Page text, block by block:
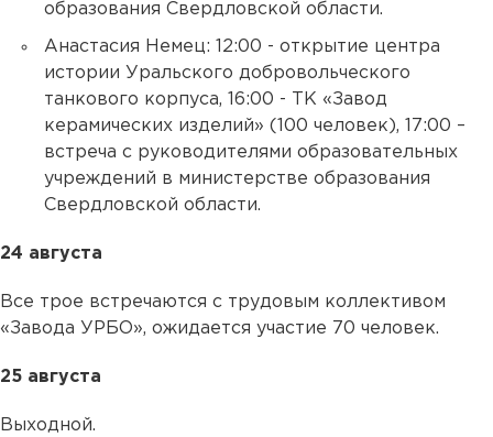
образования Свердловской области.
Анастасия Немец: 12:00 - открытие центра
истории Уральского добровольческого
танкового корпуса, 16:00 - ТК «Завод
керамических изделий» (100 человек), 17:00 –
встреча с руководителями образовательных
учреждений в министерстве образования
Свердловской области.
24 августа
Все трое встречаются с трудовым коллективом
«Завода УРБО», ожидается участие 70 человек.
25 августа
Выходной.